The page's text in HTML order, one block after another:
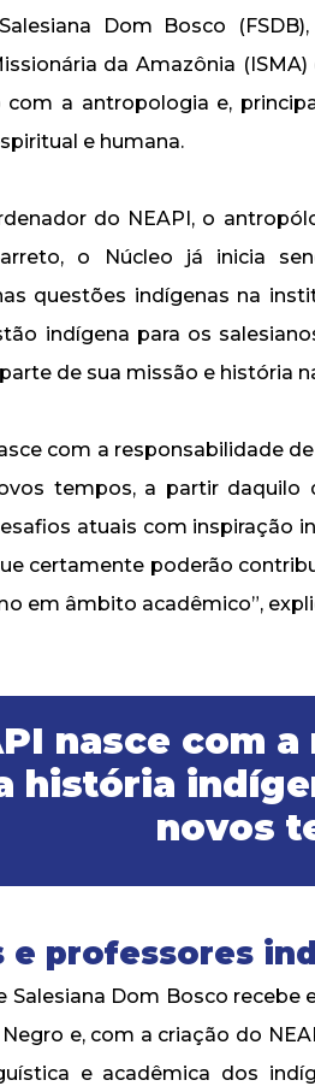
Dom Bosco
da Amazônia
a antropologia e,
e humana.
do NEAPI, o
o Núcleo já inicia
questões indígenas na
indígena para os
de sua missão e história
com a responsabilidade
tempos, a partir daquilo
atuais com inspiração
certamente poderão
em âmbito acadêmico”,
nasce com
história
novos
e professores
Salesiana Dom Bosco
e, com a criação do
e acadêmica dos